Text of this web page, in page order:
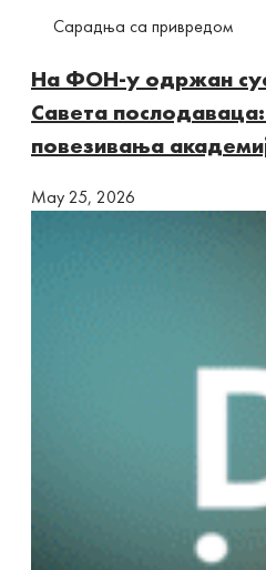
Сарадња са привредом
На ФОН-у одржан
Савета
повезивања
Маy 25, 2026